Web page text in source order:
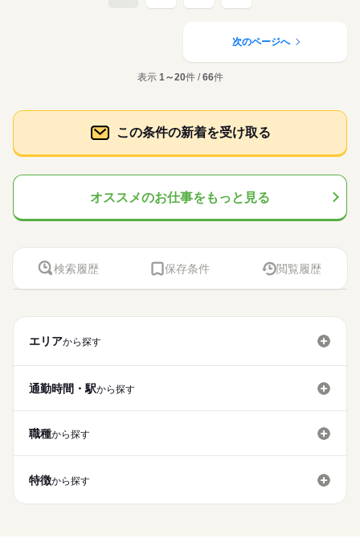
次のページへ
表示 1～20件 /66件
この条件の新着を受け取る
オススメのお仕事をもっと見る
検索履歴 保存条件 閲覧履歴
エリアから探す
通勤時間・駅から探す
職種から探す
特徴から探す